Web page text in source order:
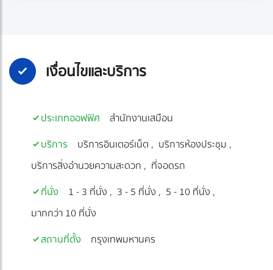
เงื่อนไขและบริการ
ประเภทออฟฟิศ
สำนักงานเสมือน
บริการ
บริการอินเตอร์เน็ต
บริการห้องประชุม
บริการสิ่งอำนวยความสะดวก
ที่จอดรถ
ที่นั่ง
1 - 3 ที่นั่ง 3 - 5 ที่นั่ง
5 - 10 ที่นั่ง
มากกว่า 10 ที่นั่ง
สถานที่ตั้ง
กรุงเทพมหานคร